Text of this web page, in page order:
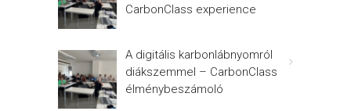
CarbonClass experience
A digitális karbonlábnyomról
diákszemmel – CarbonClass
élménybeszámoló